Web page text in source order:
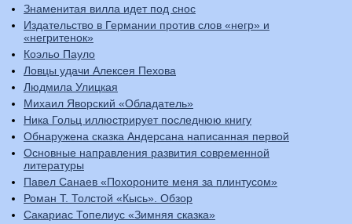
Знаменитая вилла идет под снос
Издательство в Германии против слов «негр» и
«негритенок»
Коэльо Пауло
Ловцы удачи Алексея Пехова
Людмила Улицкая
Михаил Яворский «Обладатель»
Ника Гольц иллюстрирует последнюю книгу
Обнаружена сказка Андерсана написанная первой
Основные направления развития современной
литературы
Павел Санаев «Похороните меня за плинтусом»
Роман Т. Толстой «Кысь». Обзор
Сакариас Топелиус «Зимняя сказка»